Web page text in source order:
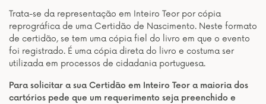
Trata-se da representação em Inteiro Teor por cópia
reprográfica de uma Certidão de Nascimento. Neste formato
de certidão, se tem uma cópia fiel do livro em que o evento
foi registrado. É uma cópia direta do livro e costuma ser
utilizada em processos de cidadania portuguesa.
Para solicitar a sua Certidão em Inteiro Teor a maioria dos
cartórios pede que um requerimento seja preenchido e